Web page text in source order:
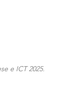
e ICT 2025.